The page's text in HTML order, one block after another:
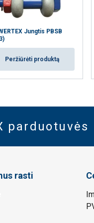
Jungtis PBSB
Peržiūrėti produktą
parduotuvės
rasti